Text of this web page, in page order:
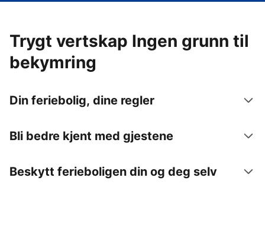
Trygt vertskap Ingen grunn til
bekymring
Din feriebolig, dine regler
Bli bedre kjent med gjestene
Beskytt ferieboligen din og deg selv